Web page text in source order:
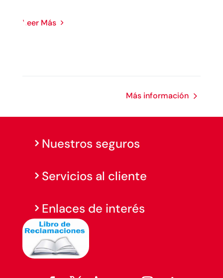
Leer Más
Más información
Nuestros seguros
Servicios al cliente
Enlaces de interés